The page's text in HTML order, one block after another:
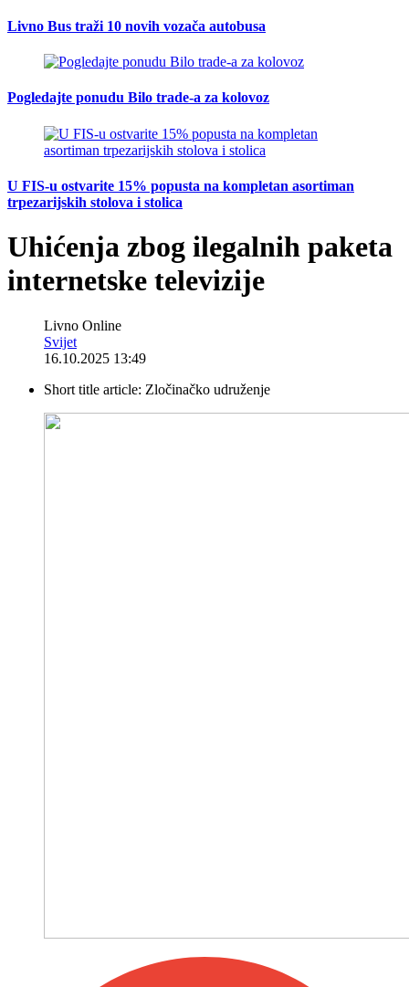
Livno Bus traži 10 novih vozača autobusa
Pogledajte ponudu Bilo trade-a za kolovoz
U FIS-u ostvarite 15% popusta na kompletan asortiman
trpezarijskih stolova i stolica
Uhićenja zbog ilegalnih paketa
internetske televizije
Livno Online
Svijet
16.10.2025 13:49
Short title article: Zločinačko udruženje